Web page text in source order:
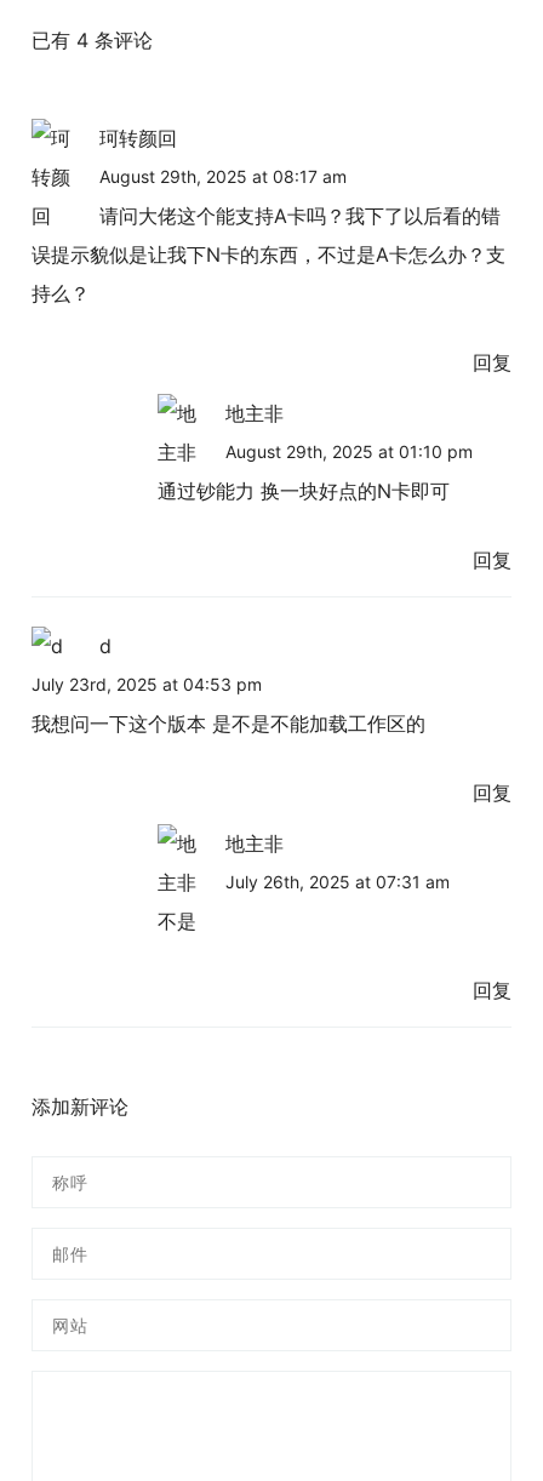
已有 4 条评论
珂转颜回
August 29th, 2025 at 08:17 am
请问大佬这个能支持A卡吗？我下了以后看的错
误提示貌似是让我下N卡的东西，不过是A卡怎么办？支
持么？
回复
地主非
August 29th, 2025 at 01:10 pm
通过钞能力 换一块好点的N卡即可
回复
d
July 23rd, 2025 at 04:53 pm
我想问一下这个版本 是不是不能加载工作区的
回复
地主非
July 26th, 2025 at 07:31 am
不是
回复
添加新评论